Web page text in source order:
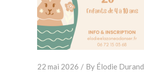
22 mai 2026 By Élodie Durand